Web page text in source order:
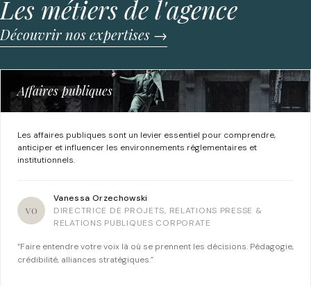
Les métiers de l'agence
Découvrir nos expertises →
Affaires publiques
Les affaires publiques sont un levier essentiel pour comprendre,
anticiper et influencer les environnements réglementaires et
institutionnels.
VO
Vanessa Orzechowski
DIRECTRICE DE PROJETS, RELATIONS PRESSE &
RELATIONS PUBLIQUES CORPORATE
“Faire entendre votre voix là où se prennent les décisions. Pédagogie,
crédibilité, alliances stratégiques.”